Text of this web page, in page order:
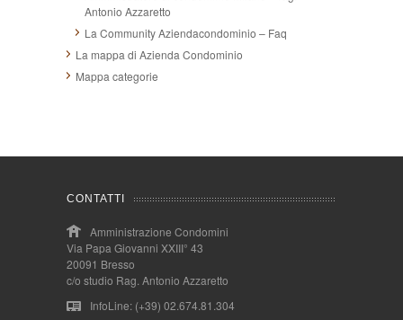
Antonio Azzaretto
La Community Aziendacondominio – Faq
La mappa di Azienda Condominio
Mappa categorie
CONTATTI
Amministrazione Condomini
Via Papa Giovanni XXIII° 43
20091 Bresso
c/o studio Rag. Antonio Azzaretto
InfoLine: (+39) 02.674.81.304